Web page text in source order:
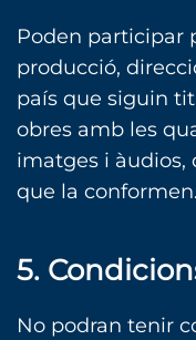
Poden participar
producció,
país que siguin
obres amb les
imatges i àudios,
que la conformen.
5.
No podran tenir